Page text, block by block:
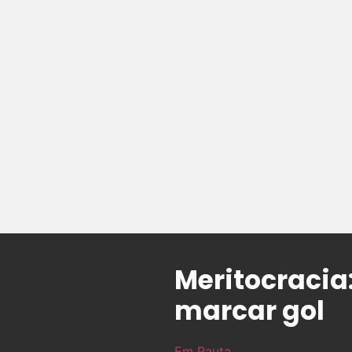
marcar gol